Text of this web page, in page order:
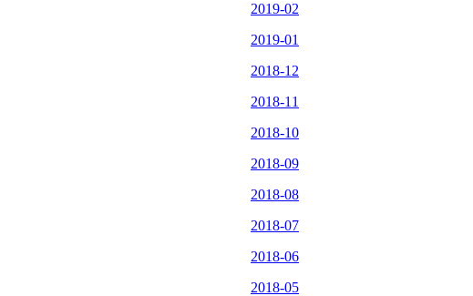
2019-02
2019-01
2018-12
2018-11
2018-10
2018-09
2018-08
2018-07
2018-06
2018-05